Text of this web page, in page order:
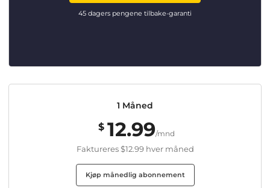
1 Måned
$ 12.99/mnd
Faktureres$12.99hver måned
Kjøp månedlig abonnement
45 dagers pengene tilbake-garanti